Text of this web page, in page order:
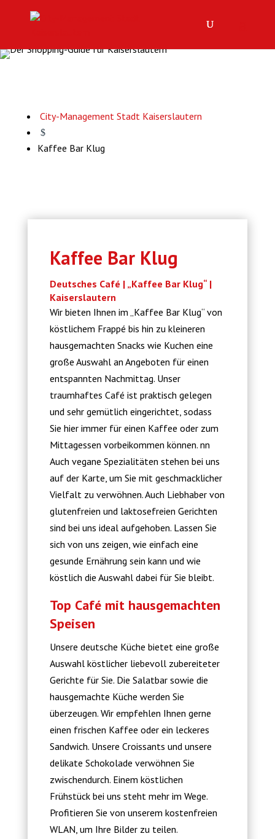
City-Management Stadt Kaiserslautern
$
Kaffee Bar Klug
Kaffee Bar Klug
Deutsches Café | „Kaffee Bar Klug“ |
Kaiserslautern
Wir bieten Ihnen im „Kaffee Bar Klug“ von
köstlichem Frappé bis hin zu kleineren
hausgemachten Snacks wie Kuchen eine
große Auswahl an Angeboten für einen
entspannten Nachmittag. Unser
traumhaftes Café ist praktisch gelegen
und sehr gemütlich eingerichtet, sodass
Sie hier immer für einen Kaffee oder zum
Mittagessen vorbeikommen können. nn
Auch vegane Spezialitäten stehen bei uns
auf der Karte, um Sie mit geschmacklicher
Vielfalt zu verwöhnen. Auch Liebhaber von
glutenfreien und laktosefreien Gerichten
sind bei uns ideal aufgehoben. Lassen Sie
sich von uns zeigen, wie einfach eine
gesunde Ernährung sein kann und wie
köstlich die Auswahl dabei für Sie bleibt.
Top Café mit hausgemachten
Speisen
Unsere deutsche Küche bietet eine große
Auswahl köstlicher liebevoll zubereiteter
Gerichte für Sie. Die Salatbar sowie die
hausgemachte Küche werden Sie
überzeugen. Wir empfehlen Ihnen gerne
einen frischen Kaffee oder ein leckeres
Sandwich. Unsere Croissants und unsere
delikate Schokolade verwöhnen Sie
zwischendurch. Einem köstlichen
Frühstück bei uns steht mehr im Wege.
Profitieren Sie von unserem kostenfreien
WLAN, um Ihre Bilder zu teilen.